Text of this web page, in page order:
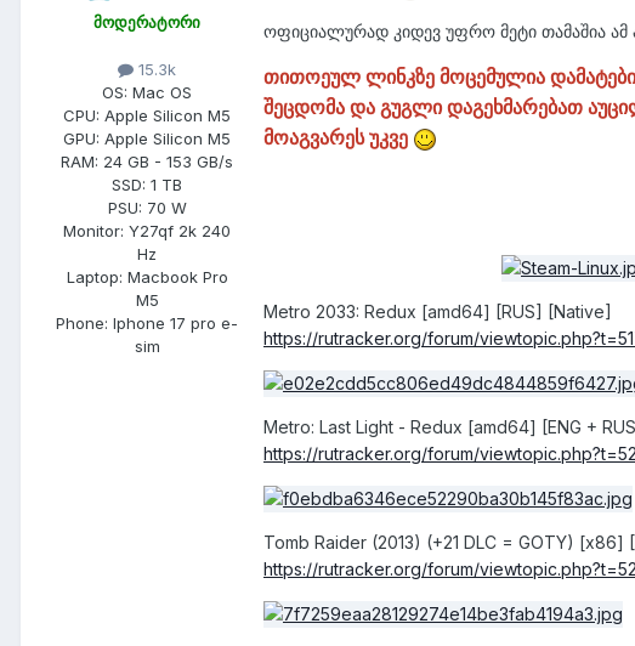
მოდერატორი
15.3k
OS: Mac OS
CPU: Apple Silicon M5
GPU: Apple Silicon M5
RAM: 24 GB - 153 GB/s
SSD: 1 TB
PSU: 70 W
Monitor: Y27qf 2k 240
Hz
Laptop: Macbook Pro
M5
Phone: Iphone 17 pro e-
sim
ოფიციალურად კიდევ უფრო მეტი თამაშია ამ
თითოეულ ლინკზე მოცემულია
შეცდომა და გუგლი დაგეხმარებათ
მოაგვარეს უკვე
Metro 2033: Redux [amd64] [RUS] [Native]
https://rutracker.org/forum/viewtopic.php?t=
Metro: Last Light - Redux [amd64] [ENG +
https://rutracker.org/forum/viewtopic.php?t=
Tomb Raider (2013) (+21 DLC = GOTY) [x86]
https://rutracker.org/forum/viewtopic.php?t=